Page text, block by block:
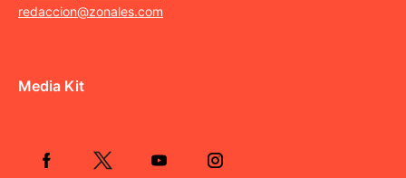
redaccion@zonales.com
Media Kit